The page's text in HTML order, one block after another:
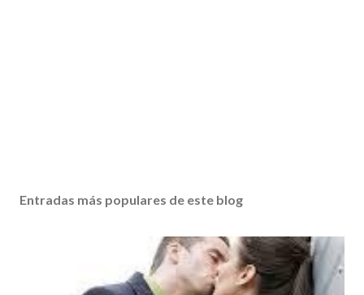
Entradas más populares de este blog